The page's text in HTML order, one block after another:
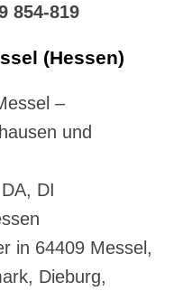
854-819
(Hessen)
–
und
DI
in 64409 Messel,
Dieburg,